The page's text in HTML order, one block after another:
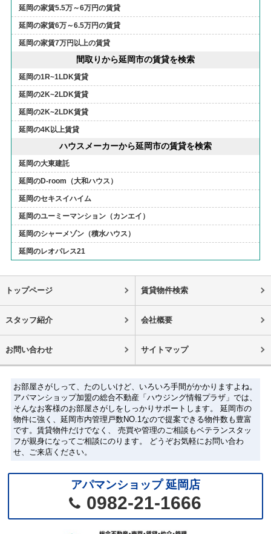
延岡の家賃5.5万～6万円の賃貸
延岡の家賃6万～6.5万円の賃貸
延岡の家賃7万円以上の賃貸
間取りから延岡市の賃貸を検索
延岡の1R~1LDK賃貸
延岡の2K~2LDK賃貸
延岡の2K~2LDK賃貸
延岡の4K以上賃貸
ハウスメーカーから延岡市の賃貸を検索
延岡の大東建託
延岡のD-room（大和ハウス）
延岡のセキスイハイム
延岡のユーミーマンション（カンエイ）
延岡のシャーメゾン（積水ハウス）
延岡のレオパレス21
トップページ 賃貸物件検索
スタッフ紹介 会社概要
お問い合わせ サイトマップ
お部屋さがしって、たのしいけど、いろいろ手間がかかりますよね。
アパマンショップ加盟の総合不動産「ハウジング情報プラザ」では、
そんなお客様のお部屋さがしをしっかりサポートします。 延岡市の
物件に強く、延岡市内管理戸数NO.1なので提案できる物件数も豊富
です。賃貸物件だけでなく、 売買や管理のご相談もベテランスタッ
フが親身になってご相談にのります。 どうぞお気軽にお問い合わ
せ、ご来店ください。
アパマンショップ 延岡店
0982-21-1666